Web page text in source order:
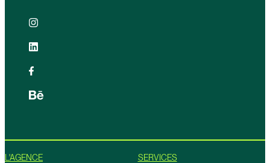
L'AGENCE
SERVICES